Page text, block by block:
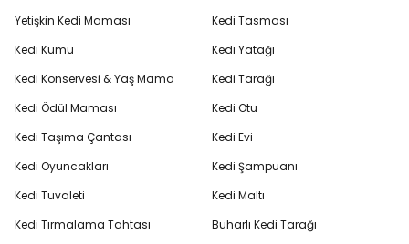
Yetişkin Kedi Maması
Kedi Kumu
Kedi Konservesi & Yaş Mama
Kedi Ödül Maması
Kedi Taşıma Çantası
Kedi Oyuncakları
Kedi Tuvaleti
Kedi Tırmalama Tahtası
Kedi Tasması
Kedi Yatağı
Kedi Tarağı
Kedi Otu
Kedi Evi
Kedi Şampuanı
Kedi Maltı
Buharlı Kedi Tarağı